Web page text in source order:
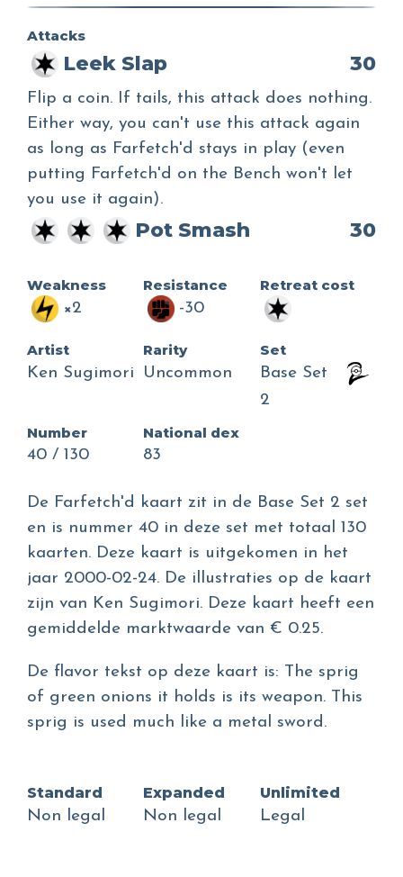
Attacks
Leek Slap 30
Flip a coin. If tails, this attack does nothing.
Either way, you can't use this attack again
as long as Farfetch'd stays in play (even
putting Farfetch'd on the Bench won't let
you use it again).
Pot Smash 30
Weakness
×2
Resistance
-30
Retreat cost
Artist
Ken Sugimori
Rarity
Uncommon
Set
Base Set
2
Number
40 / 130
National dex
83
De Farfetch'd kaart zit in de Base Set 2 set
en is nummer 40 in deze set met totaal 130
kaarten. Deze kaart is uitgekomen in het
jaar 2000-02-24. De illustraties op de kaart
zijn van Ken Sugimori. Deze kaart heeft een
gemiddelde marktwaarde van € 0.25.
De flavor tekst op deze kaart is: The sprig
of green onions it holds is its weapon. This
sprig is used much like a metal sword.
Standard
Non legal
Expanded
Non legal
Unlimited
Legal